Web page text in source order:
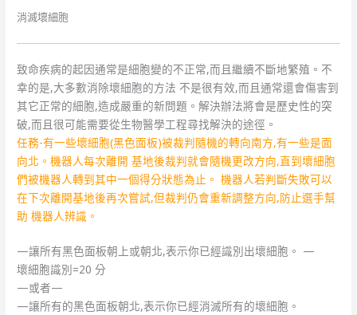
消滅壞細胞
致命疾病的起因通常是細胞變的不正常,而且繼續不斷地繁殖。不
幸的是,大多數消除壞細胞的方法 不是很有效,而且通常還會傷害到
其它正常的細胞,造成嚴重的新問題。解決辦法將會是歷史性的突
破,而且很可能需要從生物醫學工程尋找解決的途徑。
任務-有一些壞細胞(黑色面板)被裁判隨機的轉向南方,有一些是面
向北。機器人每次離開 基地後裁判就會隨機更改方向,直到壞細胞
們被機器人轉到其中一個得分狀態為止。 機器人若判斷失敗可以
在下次離開基地後再次嘗試,但裁判仍會重新調整方向,防止選手幫
助 機器人辨識。
—讓所有黑色面板朝上或朝北,表示你已經識別出壞細胞。 —
壞細胞識別=20 分
—或者—
—讓所有的黑色面板朝北,表示你已經消滅所有的壞細胞。